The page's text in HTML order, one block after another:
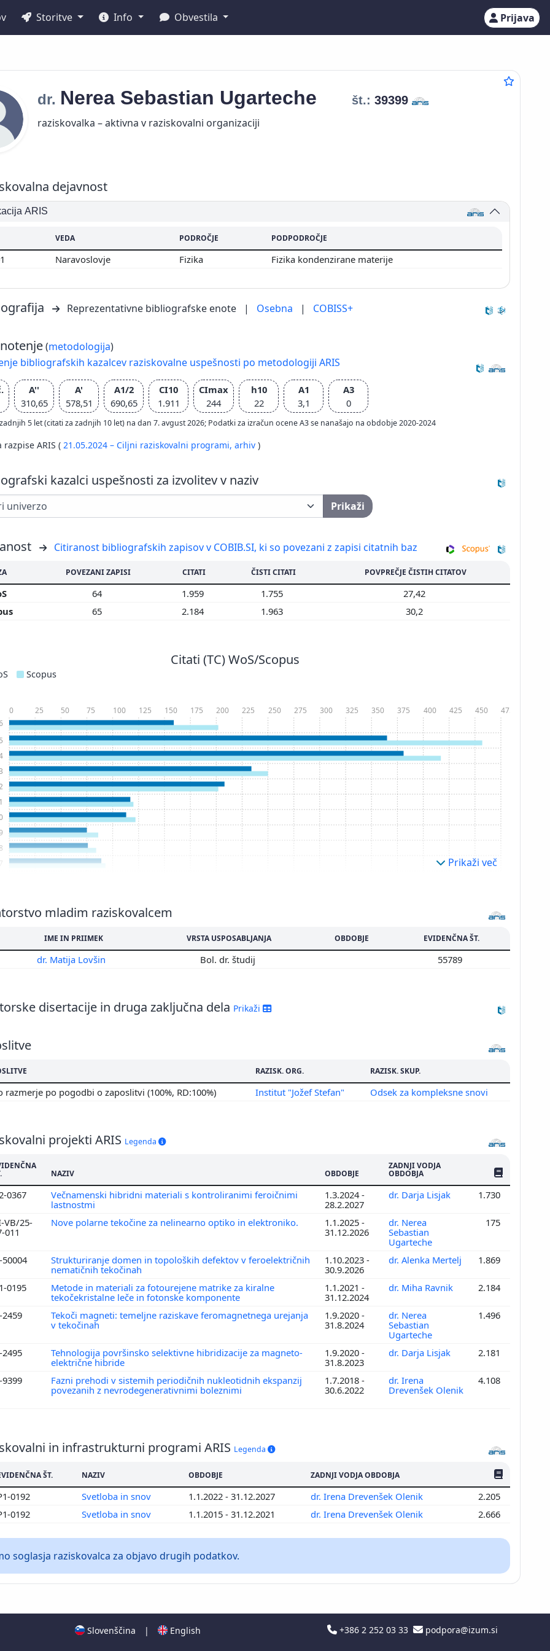
Storitve Info Obvestila Prijava
dr. Nerea Sebastian Ugarteche št.: 39399
raziskovalka – aktivna v raziskovalni organizaciji
dejavnost
ARIS
VEDA PODROČJE PODPODROČJE
Naravoslovje Fizika Fizika kondenzirane materije
Reprezentativne bibliografske enote | Osebna | COBISS+
(metodologija)
bibliografskih kazalcev raziskovalne uspešnosti po metodologiji ARIS
A''
310,65
A'
578,51
A1/2
690,65
CI10
1.911
CImax
244
h10
22
A1
3,1
A3
0
5 let (citati za zadnjih 10 let) na dan 7. avgust 2026; Podatki za izračun ocene A3 se nanašajo na obdobje 2020-2024
razpise ARIS ( 21.05.2024 – Ciljni raziskovalni programi, arhiv )
kazalci uspešnosti za izvolitev v naziv
Prikaži
Citiranost bibliografskih zapisov v COBIB.SI, ki so povezani z zapisi citatnih baz
POVEZANI ZAPISI CITATI ČISTI CITATI POVPREČJE ČISTIH CITATOV
64 1.959 1.755
27,42
65 2.184 1.963 30,2
Citati (TC) WoS/Scopus
Scopus
0 25 50 75 100 125 150 175 200 225 250 275 300 325 350 375 400 425 450 475
Prikaži več
mladim raziskovalcem
IME IN PRIIMEK VRSTA USPOSABLJANJA OBDOBJE EVIDENČNA ŠT.
dr. Matija Lovšin Bol. dr. študij 55789
disertacije in druga zaključna dela Prikaži
RAZISK. ORG. RAZISK. SKUP.
razmerje po pogodbi o zaposlitvi (100%, RD:100%) Institut "Jožef Stefan" Odsek za kompleksne snovi
projekti ARIS Legenda
NAZIV OBDOBJE
ZADNJI VODJA
OBDOBJA ŠTEV.
0367
Večnamenski hibridni materiali s kontroliranimi feroičnimi
lastnostmi
1.3.2024 -
28.2.2027
dr. Darja Lisjak 1.730
VB/25-
011
Nove polarne tekočine za nelinearno optiko in elektroniko.
1.1.2025 -
31.12.2026
dr. Nerea
Sebastian
Ugarteche
175
50004
Strukturiranje domen in topoloških defektov v feroelektričnih
nematičnih tekočinah
1.10.2023 -
30.9.2026
dr. Alenka Mertelj 1.869
0195
Metode in materiali za fotourejene matrike za kiralne
tekočekristalne leče in fotonske komponente
1.1.2021 -
31.12.2024
dr. Miha Ravnik 2.184
2459
Tekoči magneti: temeljne raziskave feromagnetnega urejanja
v tekočinah
1.9.2020 -
31.8.2024
dr. Nerea
Sebastian
Ugarteche
1.496
2495
Tehnologija površinsko selektivne hibridizacije za magneto-
električne hibride
1.9.2020 -
31.8.2023
dr. Darja Lisjak 2.181
9399
Fazni prehodi v sistemih periodičnih nukleotidnih ekspanzij
povezanih z nevrodegenerativnimi boleznimi
1.7.2018 -
30.6.2022
dr. Irena
Drevenšek Olenik
4.108
in infrastrukturni programi ARIS Legenda
ŠT. NAZIV OBDOBJE ZADNJI VODJA OBDOBJA ŠTEV.
0192 Svetloba in snov 1.1.2022 - 31.12.2027 dr. Irena Drevenšek Olenik
2.205
0192 Svetloba in snov 1.1.2015 - 31.12.2021 dr. Irena Drevenšek Olenik 2.666
soglasja raziskovalca za objavo drugih podatkov.
Slovenščina | English +386 2 252 03 33 podpora@izum.si